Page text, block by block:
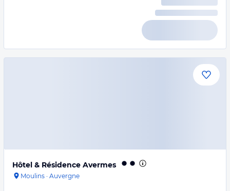
Hôtel & Résidence Avermes
Moulins · Auvergne